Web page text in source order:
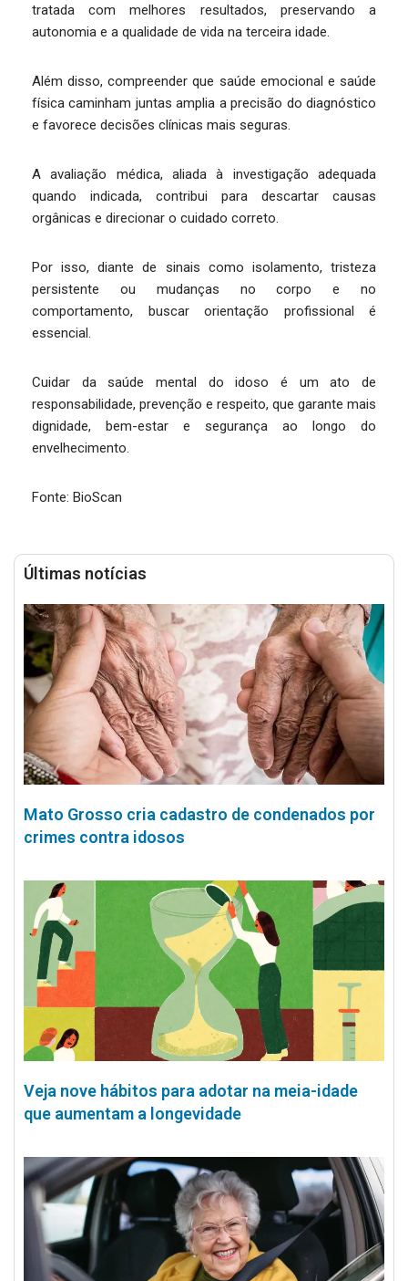
tratada com melhores resultados, preservando a
autonomia e a qualidade de vida na terceira idade.
Além disso, compreender que saúde emocional e saúde
física caminham juntas amplia a precisão do diagnóstico
e favorece decisões clínicas mais seguras.
A avaliação médica, aliada à investigação adequada
quando indicada, contribui para descartar causas
orgânicas e direcionar o cuidado correto.
Por isso, diante de sinais como isolamento, tristeza
persistente ou mudanças no corpo e no
comportamento, buscar orientação profissional é
essencial.
Cuidar da saúde mental do idoso é um ato de
responsabilidade, prevenção e respeito, que garante mais
dignidade, bem-estar e segurança ao longo do
envelhecimento.
Fonte: BioScan
Últimas notícias
Mato Grosso cria cadastro de condenados por
crimes contra idosos
Veja nove hábitos para adotar na meia-idade
que aumentam a longevidade